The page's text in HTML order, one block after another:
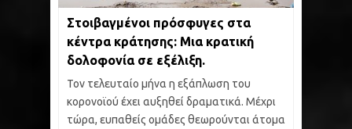
Στοιβαγμένοι πρόσφυγες στα
κέντρα κράτησης: Μια κρατική
δολοφονία σε εξέλιξη.
Τον τελευταίο μήνα η εξάπλωση του
κορονοϊού έχει αυξηθεί δραματικά. Μέχρι
τώρα, ευπαθείς ομάδες θεωρούνται άτομα